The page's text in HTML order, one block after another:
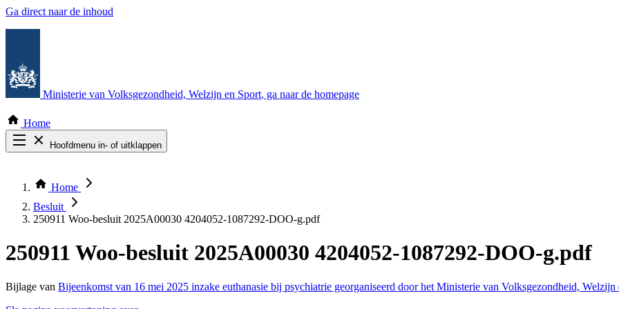
Ga direct naar de inhoud
Ministerie van Volksgezondheid, Welzijn en Sport, ga naar de homepage
Home
Hoofdmenu in- of uitklappen
Thema COVID-19
Bekijk per bestuursorgaan
Home
Besluit
250911 Woo-besluit 2025A00030 4204052-1087292-DOO-g.pdf
250911 Woo-besluit 2025A00030 4204052-1087292-DOO-g.pdf
Bijlage van Bijeenkomst van 16 mei 2025 inzake euthanasie bij psychiatrie georganiseerd door het Ministerie van Volksgezondheid, Welzijn